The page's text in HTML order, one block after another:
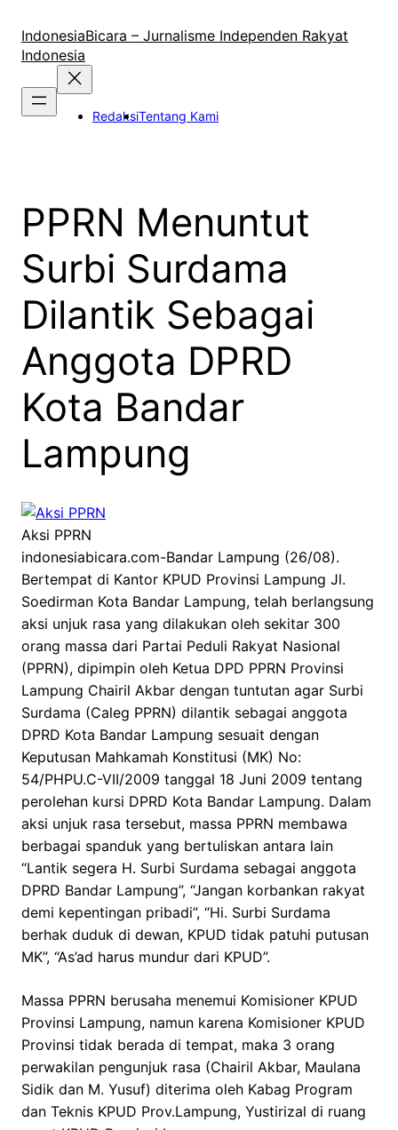
konten
IndonesiaBicara – Jurnalisme Independen Rakyat
Indonesia
RedaksiTentang Kami
PPRN Menuntut
Surbi Surdama
Dilantik Sebagai
Anggota DPRD
Kota Bandar
Lampung
Aksi PPRN
indonesiabicara.com-Bandar Lampung (26/08).
Bertempat di Kantor KPUD Provinsi Lampung Jl.
Soedirman Kota Bandar Lampung, telah berlangsung
aksi unjuk rasa yang dilakukan oleh sekitar 300
orang massa dari Partai Peduli Rakyat Nasional
(PPRN), dipimpin oleh Ketua DPD PPRN Provinsi
Lampung Chairil Akbar dengan tuntutan agar Surbi
Surdama (Caleg PPRN) dilantik sebagai anggota
DPRD Kota Bandar Lampung sesuait dengan
Keputusan Mahkamah Konstitusi (MK) No:
54/PHPU.C-VII/2009 tanggal 18 Juni 2009 tentang
perolehan kursi DPRD Kota Bandar Lampung. Dalam
aksi unjuk rasa tersebut, massa PPRN membawa
berbagai spanduk yang bertuliskan antara lain
“Lantik segera H. Surbi Surdama sebagai anggota
DPRD Bandar Lampung”, “Jangan korbankan rakyat
demi kepentingan pribadi”, “Hi. Surbi Surdama
berhak duduk di dewan, KPUD tidak patuhi putusan
MK”, “As’ad harus mundur dari KPUD”.
Massa PPRN berusaha menemui Komisioner KPUD
Provinsi Lampung, namun karena Komisioner KPUD
Provinsi tidak berada di tempat, maka 3 orang
perwakilan pengunjuk rasa (Chairil Akbar, Maulana
Sidik dan M. Yusuf) diterima oleh Kabag Program
dan Teknis KPUD Prov.Lampung, Yustirizal di ruang